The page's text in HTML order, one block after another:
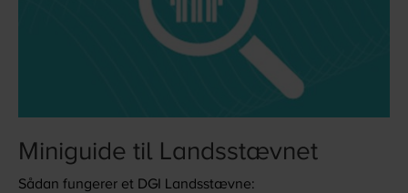
Miniguide til Landsstævnet
Sådan fungerer et DGI Landsstævne: